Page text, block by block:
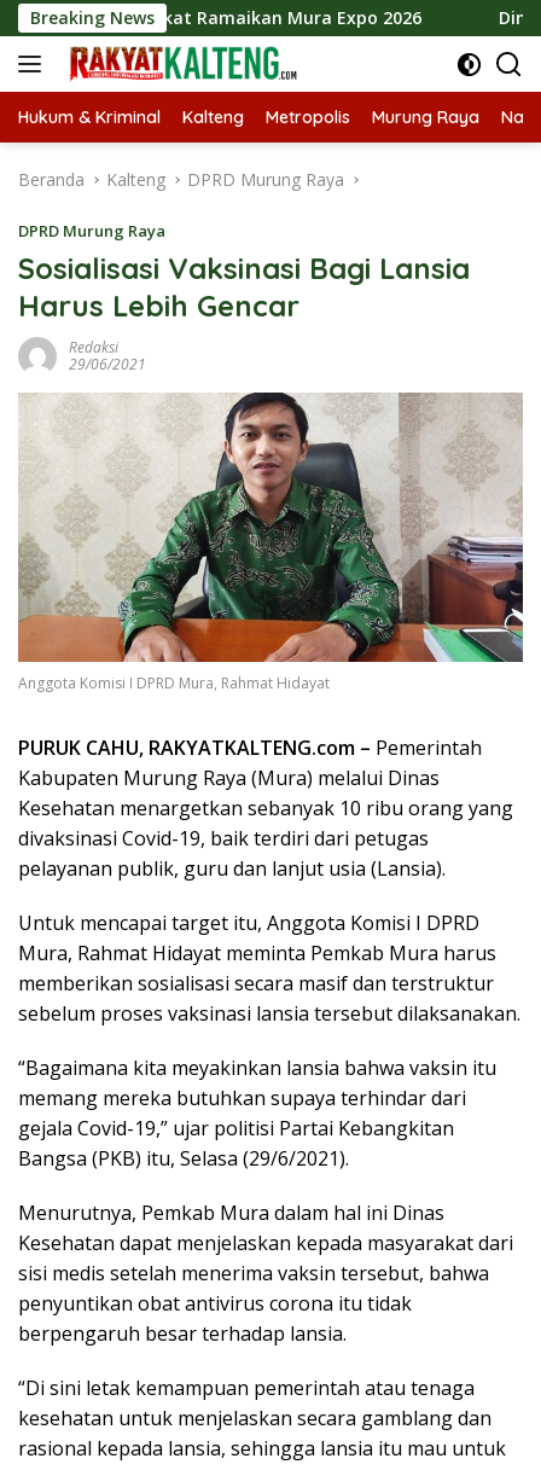
Langsung
ke
konten
Breaking News
Masyarakat Ramaikan Mura Expo 2026 Dina
Hukum & Kriminal Kalteng Metropolis Murung Raya
Beranda Kalteng DPRD Murung Raya
DPRD Murung Raya
Sosialisasi Vaksinasi Bagi Lansia
Harus Lebih Gencar
Redaksi
29/06/2021
Anggota Komisi I DPRD Mura, Rahmat Hidayat
PURUK CAHU, RAKYATKALTENG.com – Pemerintah
Kabupaten Murung Raya (Mura) melalui Dinas
Kesehatan menargetkan sebanyak 10 ribu orang yang
divaksinasi Covid-19, baik terdiri dari petugas
pelayanan publik, guru dan lanjut usia (Lansia).
Untuk mencapai target itu, Anggota Komisi I DPRD
Mura, Rahmat Hidayat meminta Pemkab Mura harus
memberikan sosialisasi secara masif dan terstruktur
sebelum proses vaksinasi lansia tersebut dilaksanakan.
“Bagaimana kita meyakinkan lansia bahwa vaksin itu
memang mereka butuhkan supaya terhindar dari
gejala Covid-19,” ujar politisi Partai Kebangkitan
Bangsa (PKB) itu, Selasa (29/6/2021).
Menurutnya, Pemkab Mura dalam hal ini Dinas
Kesehatan dapat menjelaskan kepada masyarakat dari
sisi medis setelah menerima vaksin tersebut, bahwa
penyuntikan obat antivirus corona itu tidak
berpengaruh besar terhadap lansia.
“Di sini letak kemampuan pemerintah atau tenaga
kesehatan untuk menjelaskan secara gamblang dan
rasional kepada lansia, sehingga lansia itu mau untuk